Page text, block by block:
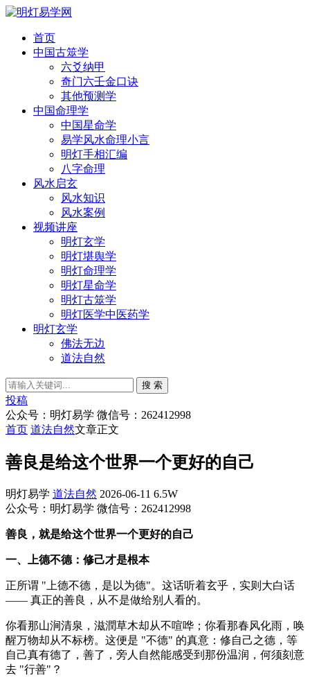
首页
中国古筮学
六爻纳甲
奇门六壬金口诀
其他预测学
中国命理学
中国星命学
易学风水命理小言
明灯手相汇编
八字命理
风水启玄
风水知识
风水案例
视频讲座
明灯玄学
明灯堪舆学
明灯命理学
明灯星命学
明灯古筮学
明灯医学中医药学
明灯玄学
佛法无边
道法自然
搜 索
投稿
公众号：明灯易学 微信号：262412998
首页 道法自然文章正文
善良是给这个世界一个更好的自己
明灯易学 道法自然 2026-06-11 6.5W
公众号：明灯易学 微信号：262412998
善良，就是给这个世界一个更好的自己
一、上德不德：修己才是根本
正所谓 "上德不德，是以为德"。这话听着玄乎，实则大白话
—— 真正的善良，从不是做给别人看的。
你看那山涧清泉，滋潤草木却从不喧哗；你看那春风化雨，唤
醒万物却从不标榜。这便是 "不德" 的真意：修自己之德，等
自己真有德了，善了，旁人自然能感受到那份温润，何须刻意
去 "行善"？